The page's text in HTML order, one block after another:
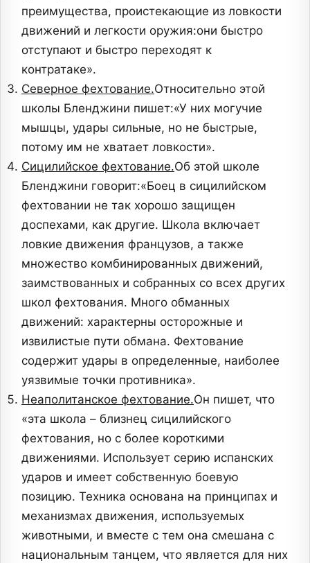
преимущества, проистекающие из ловкости
движений и легкости оружия:они быстро
отступают и быстро переходят к
контратаке».
Северное фехтование.Относительно этой
школы Бленджини пишет:«У них могучие
мышцы, удары сильные, но не быстрые,
потому им не хватает ловкости».
Сицилийское фехтование.Об этой школе
Бленджини говорит:«Боец в сицилийском
фехтовании не так хорошо защищен
доспехами, как другие. Школа включает
ловкие движения французов, а также
множество комбинированных движений,
заимствованных и собранных со всех других
школ фехтования. Много обманных
движений: характерны осторожные и
извилистые пути обмана. Фехтование
содержит удары в определенные, наиболее
уязвимые точки противника».
Неаполитанское фехтование.Он пишет, что
«эта школа – близнец сицилийского
фехтования, но с более короткими
движениями. Использует серию испанских
ударов и имеет собственную боевую
позицию. Техника основана на принципах и
механизмах движения, используемых
животными, и вместе с тем она смешана с
национальным танцем, что является для них